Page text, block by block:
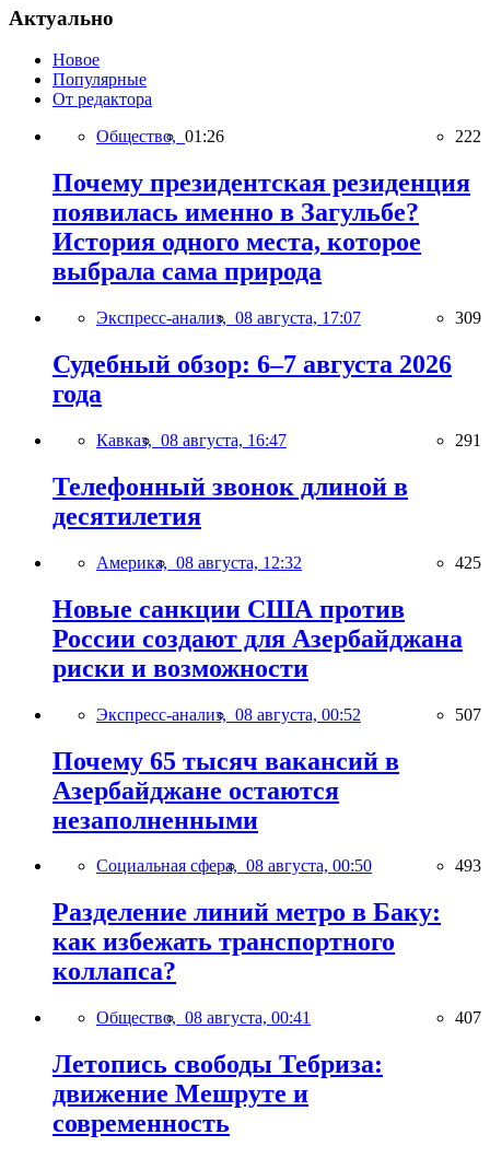
Актуально
Новое
Популярные
От редактора
Общество, 01:26 222
Почему президентская резиденция
появилась именно в Загульбе?
История одного места, которое
выбрала сама природа
Экспресс-анализ, 08 августа, 17:07 309
Судебный обзор: 6–7 августа 2026
года
Кавказ, 08 августа, 16:47 291
Телефонный звонок длиной в
десятилетия
Америка, 08 августа, 12:32 425
Новые санкции США против
России создают для Азербайджана
риски и возможности
Экспресс-анализ, 08 августа, 00:52 507
Почему 65 тысяч вакансий в
Азербайджане остаются
незаполненными
Социальная сфера, 08 августа, 00:50 493
Разделение линий метро в Баку:
как избежать транспортного
коллапса?
Общество, 08 августа, 00:41 407
Летопись свободы Тебриза:
движение Мешруте и
современность